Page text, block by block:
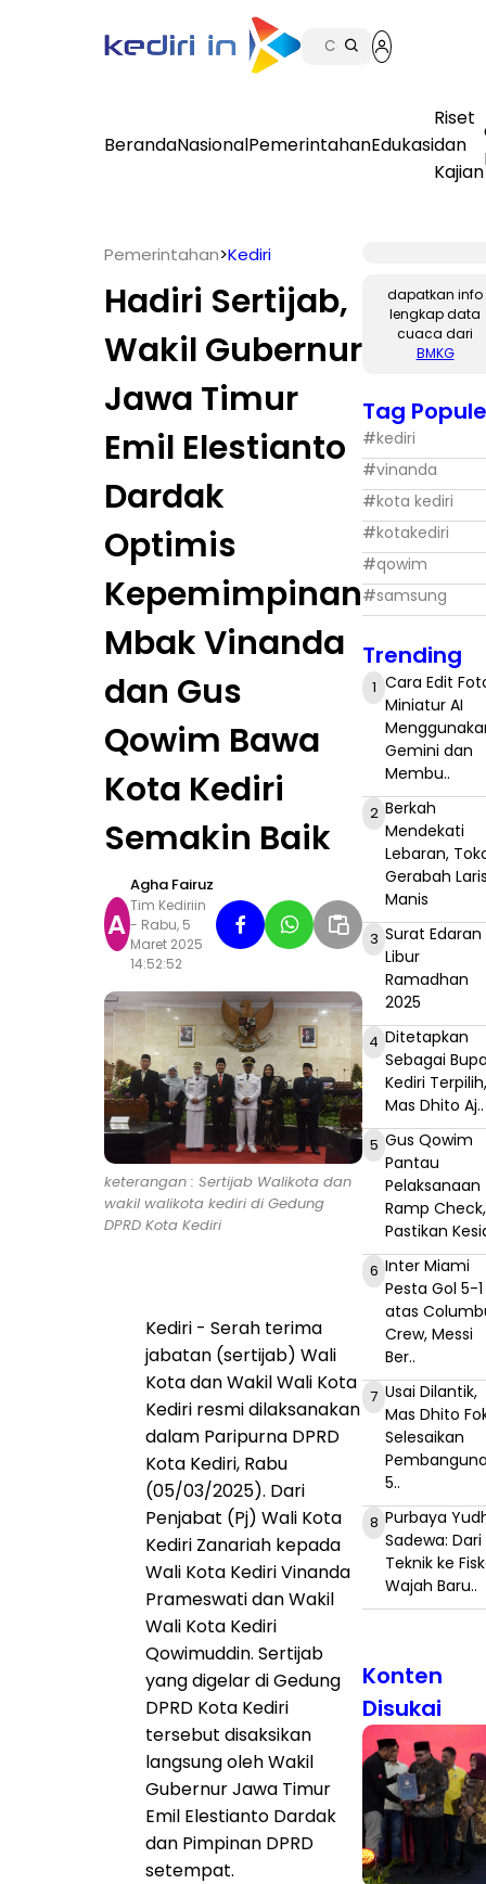
BerandaNasionalPemerintahanEdukasi
Riset
dan
Kajian
Pemerintahan>Kediri
Hadiri Sertijab,
Wakil Gubernur
Jawa Timur
Emil Elestianto
Dardak
Optimis
Kepemimpinan
Mbak Vinanda
dan Gus
Qowim Bawa
Kota Kediri
Semakin Baik
A
Agha Fairuz
Tim Kediriin
- Rabu, 5
Maret 2025
14:52:52
keterangan : Sertijab Walikota dan
wakil walikota kediri di Gedung
DPRD Kota Kediri
Kediri - Serah terima
jabatan (sertijab) Wali
Kota dan Wakil Wali Kota
Kediri resmi dilaksanakan
dalam Paripurna DPRD
Kota Kediri, Rabu
(05/03/2025). Dari
Penjabat (Pj) Wali Kota
Kediri Zanariah kepada
Wali Kota Kediri Vinanda
Prameswati dan Wakil
Wali Kota Kediri
Qowimuddin. Sertijab
yang digelar di Gedung
DPRD Kota Kediri
tersebut disaksikan
langsung oleh Wakil
Gubernur Jawa Timur
Emil Elestianto Dardak
dan Pimpinan DPRD
setempat.
dapatkan info
lengkap data
cuaca dari
BMKG
Tag
#kediri
#vinanda
#kota kediri
#kotakediri
#qowim
#samsung
Trending
1 Cara Edit
Miniatur AI
Gemini dan
Membu..
2 Berkah
Mendekati
Lebaran,
Gerabah
Manis
3 Surat Edaran
Libur
Ramadhan
2025
4 Ditetapkan
Sebagai
Kediri
Mas Dhito Aj..
5 Gus Qowim
Pantau
Pelaksanaan
Ramp Check,
Pastikan
6 Inter Miami
Pesta Gol 5-1
atas
Crew, Messi
Ber..
7 Usai Dilantik,
Mas Dhito
Selesaikan
5..
8 Purbaya
Sadewa: Dari
Teknik ke
Wajah Baru..
Konten
Disukai